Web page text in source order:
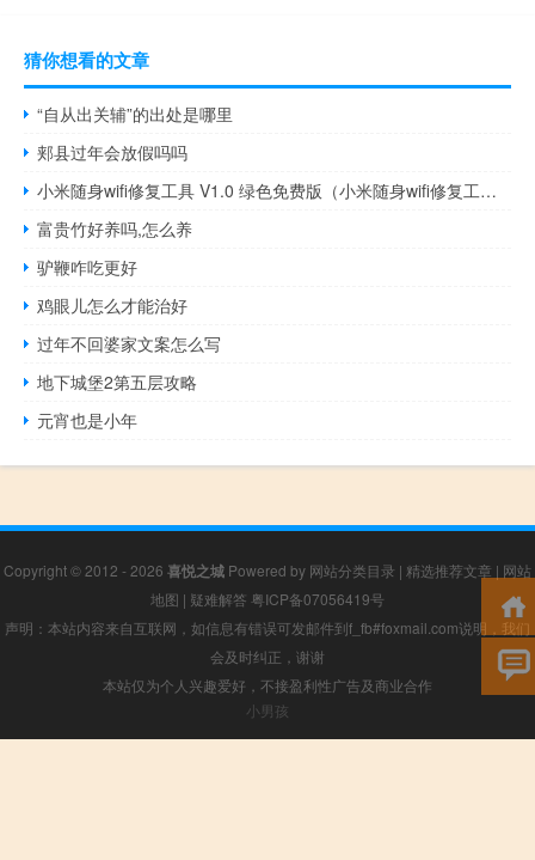
猜你想看的文章
“自从出关辅”的出处是哪里
郏县过年会放假吗吗
小米随身wifi修复工具 V1.0 绿色免费版（小米随身wifi修复工具 V1.0 绿色免费版功能简介）
富贵竹好养吗,怎么养
驴鞭咋吃更好
鸡眼儿怎么才能治好
过年不回婆家文案怎么写
地下城堡2第五层攻略
元宵也是小年
Copyright © 2012 - 2026 喜悦之城 Powered by 网站分类目录 | 精选推荐文章 | 网站
地图 | 疑难解答 粤ICP备07056419号
声明：本站内容来自互联网，如信息有错误可发邮件到f_fb#foxmail.com说明，我们
会及时纠正，谢谢
本站仅为个人兴趣爱好，不接盈利性广告及商业合作
小男孩